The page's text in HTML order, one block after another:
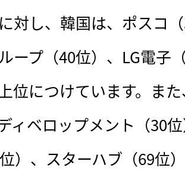
0
1
3
対し、韓国は、ポスコ
ープ（40位）、LG電子
位につけています。ま
ィベロップメント（30
）、スターハブ（69位